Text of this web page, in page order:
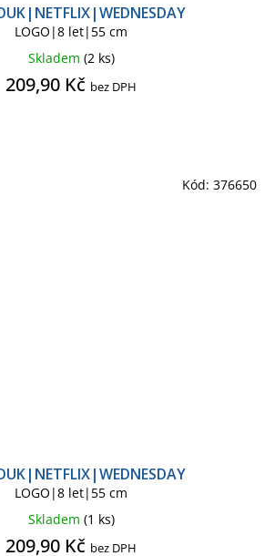
LOGO|8 let|55 cm
Skladem (2 ks)
209,90 Kč bez DPH
LOGO|8 let|55 cm
Skladem (1 ks)
209,90 Kč bez DPH
Kód: 376650